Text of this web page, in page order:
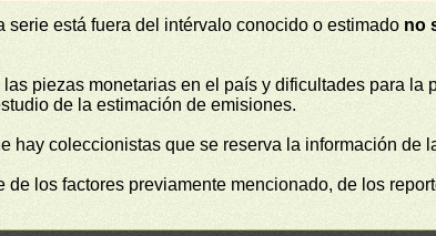
está fuera del intérvalo conocido o estimado no
piezas monetarias en el país y dificultades para la
de la estimación de emisiones.
hay coleccionistas que se reserva la información de
los factores previamente mencionado, de los